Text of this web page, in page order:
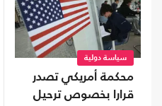
سياسة دولية
محكمة أمريكي تصدر
قرارا بخصوص ترحيل